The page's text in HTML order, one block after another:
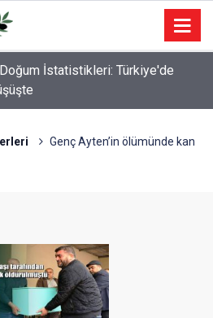
Kanunu Teklif Kabul Edildi
Genç Ayten’in ölümünde kan